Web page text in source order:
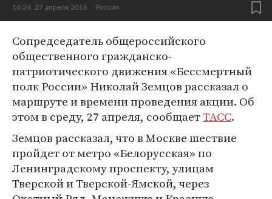
14:24, 27 апреля 2016 Россия
Сопредседатель общероссийского
общественного гражданско-
патриотического движения «Бессмертный
полк России» Николай Земцов рассказал о
маршруте и времени проведения акции. Об
этом в среду, 27 апреля, сообщаетТАСС.
Земцов рассказал, что в Москве шествие
пройдет от метро «Белорусская» по
Ленинградскому проспекту, улицам
Тверской и Тверской-Ямской, через